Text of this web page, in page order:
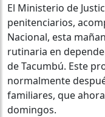
El Ministerio de
penitenciarios,
Nacional, esta
rutinaria en
de Tacumbú. Este
normalmente
familiares, que
domingos.